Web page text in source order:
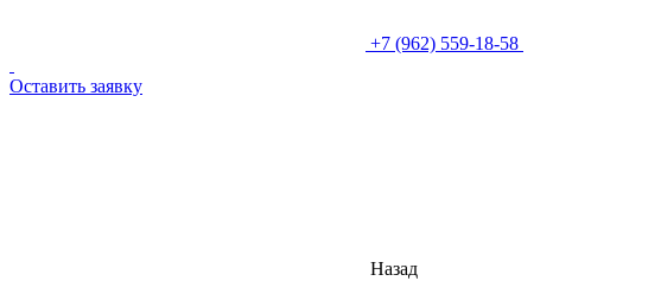
+7 (962) 559-18-58
Оставить заявку
Назад